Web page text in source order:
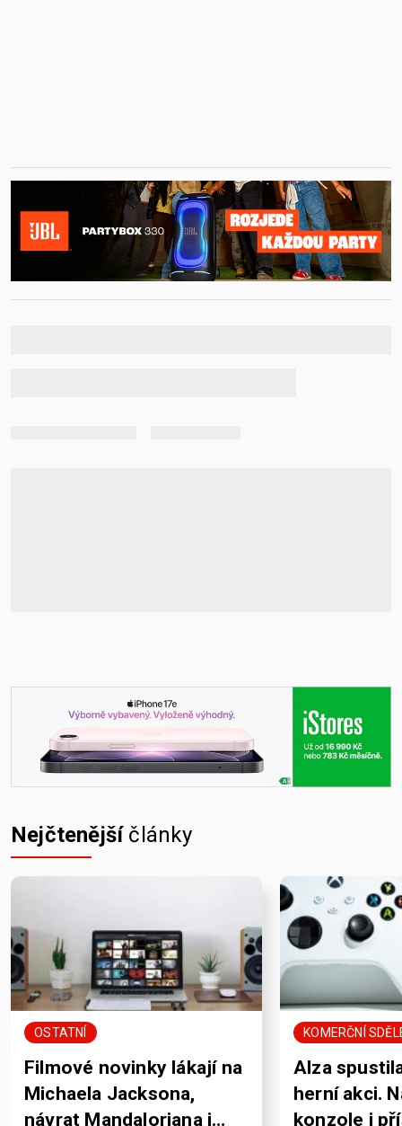
Nejčtenějšíčlánky
OSTATNÍ
Filmové novinky lákají na
Michaela Jacksona,
návrat Mandaloriana i
KOMERČNÍ
Alza
herní akci.
konzole i